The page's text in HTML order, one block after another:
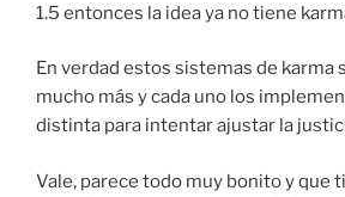
1.5 entonces la idea ya no tiene
En verdad estos sistemas de karma
mucho más y cada uno los
distinta para intentar ajustar la
Vale, parece todo muy bonito y que